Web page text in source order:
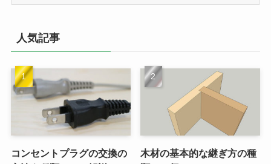
ー
人気記事
コンセントプラグの交換の
木材の基本的な継ぎ方の種